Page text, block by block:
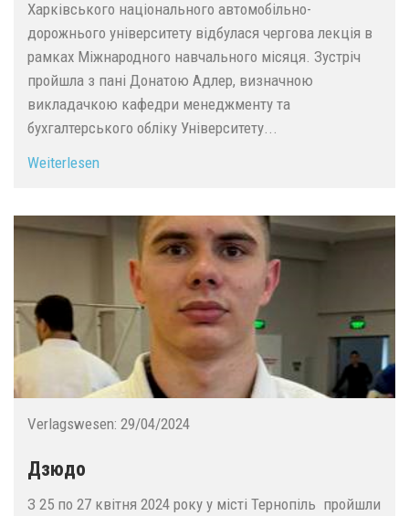
Харківського національного автомобільно-
дорожнього університету відбулася чергова лекція в
рамках Міжнародного навчального місяця. Зустріч
пройшла з пані Донатою Адлер, визначною
викладачкою кафедри менеджменту та
бухгалтерського обліку Університету...
Weiterlesen
Verlagswesen: 29/04/2024
Дзюдо
З 25 по 27 квітня 2024 року у місті Тернопіль пройшли